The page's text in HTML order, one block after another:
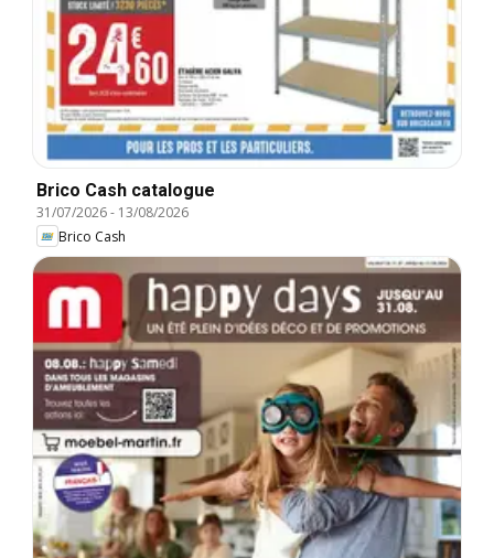
Brico Cash catalogue
31/07/2026- 13/08/2026
Brico Cash